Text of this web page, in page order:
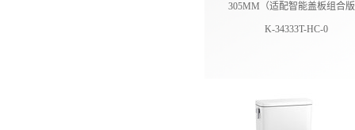
305MM（适配智能盖板组合
K-34333T-HC-0